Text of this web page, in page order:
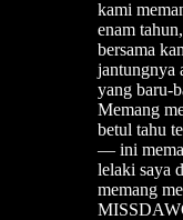
kami
enam
bersama
jantungnya
yang baru-
Memang
betul tahu
— ini
lelaki saya
memang